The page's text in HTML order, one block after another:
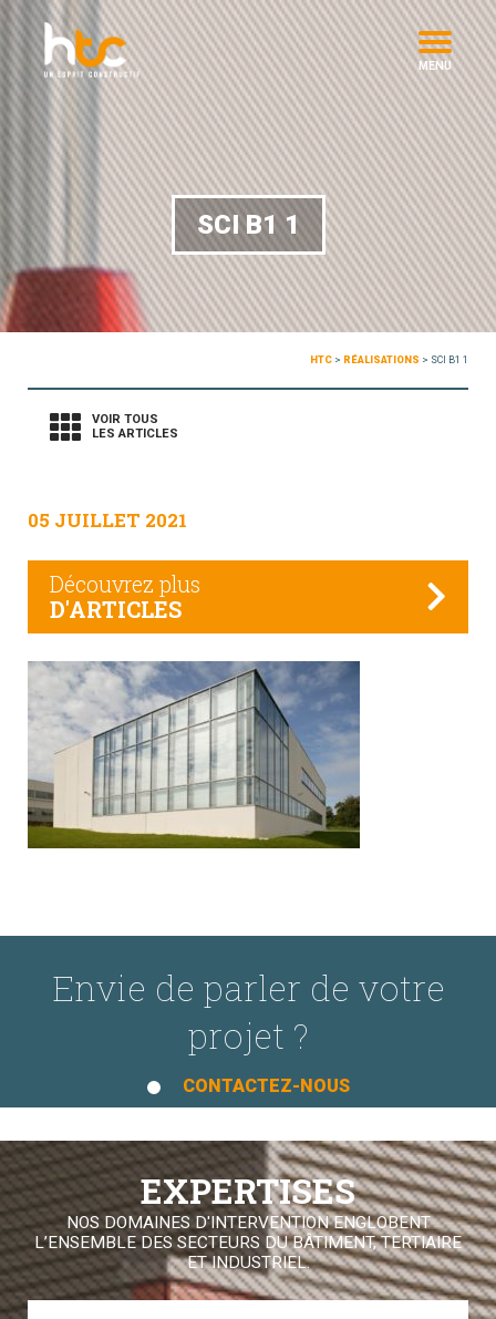
MENU
SCI B1 1
HTC > RÉALISATIONS > SCI B1 1
VOIR TOUS
LES ARTICLES
05 JUILLET 2021
Découvrez plus
D'ARTICLES
Envie de parler de votre
projet ?
CONTACTEZ-NOUS
EXPERTISES
NOS DOMAINES D'INTERVENTION ENGLOBENT
L’ENSEMBLE DES SECTEURS DU BÂTIMENT, TERTIAIRE
ET INDUSTRIEL.